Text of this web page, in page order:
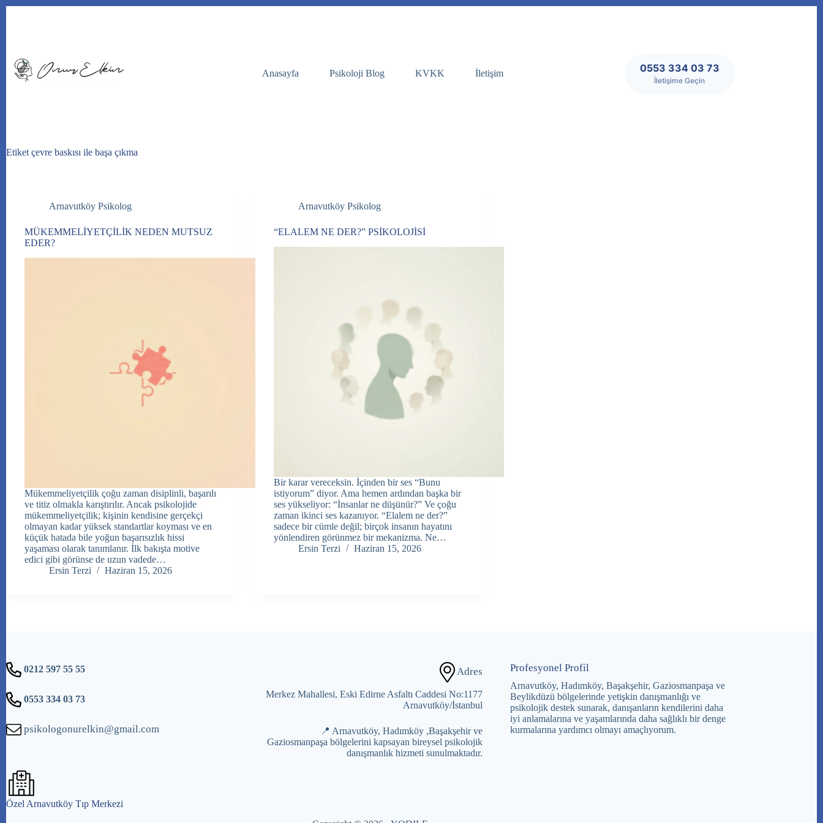
Anasayfa Psikoloji Blog KVKK İletişim 0553 334 03 73
İletişime Geçin
Etiket çevre baskısı ile başa çıkma
Arnavutköy Psikolog
MÜKEMMELİYETÇİLİK NEDEN MUTSUZ
EDER?
Mükemmeliyetçilik çoğu zaman disiplinli, başarılı
ve titiz olmakla karıştırılır. Ancak psikolojide
mükemmeliyetçilik; kişinin kendisine gerçekçi
olmayan kadar yüksek standartlar koyması ve en
küçük hatada bile yoğun başarısızlık hissi
yaşaması olarak tanımlanır. İlk bakışta motive
edici gibi görünse de uzun vadede…
Ersin Terzi
Haziran 15, 2026
Arnavutköy Psikolog
“ELALEM NE DER?” PSİKOLOJİSİ
Bir karar vereceksin. İçinden bir ses “Bunu
istiyorum” diyor. Ama hemen ardından başka bir
ses yükseliyor: “İnsanlar ne düşünür?” Ve çoğu
zaman ikinci ses kazanıyor. “Elalem ne der?”
sadece bir cümle değil; birçok insanın hayatını
yönlendiren görünmez bir mekanizma. Ne…
Ersin Terzi
Haziran 15, 2026
0212 597 55 55
0553 334 03 73
psikologonurelkin@gmail.com
Özel Arnavutköy Tıp Merkezi
Adres
Merkez Mahallesi, Eski Edirne Asfaltı Caddesi No:1177
Arnavutköy/İstanbul
📍 Arnavutköy, Hadımköy ,Başakşehir ve
Gaziosmanpaşa bölgelerini kapsayan bireysel psikolojik
danışmanlık hizmeti sunulmaktadır.
Profesyonel Profil
Arnavutköy, Hadımköy, Başakşehir, Gaziosmanpaşa ve
Beylikdüzü bölgelerinde yetişkin danışmanlığı ve
psikolojik destek sunarak, danışanların kendilerini daha
iyi anlamalarına ve yaşamlarında daha sağlıklı bir denge
kurmalarına yardımcı olmayı amaçlıyorum.